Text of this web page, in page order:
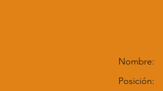
Nombre:
Posición: